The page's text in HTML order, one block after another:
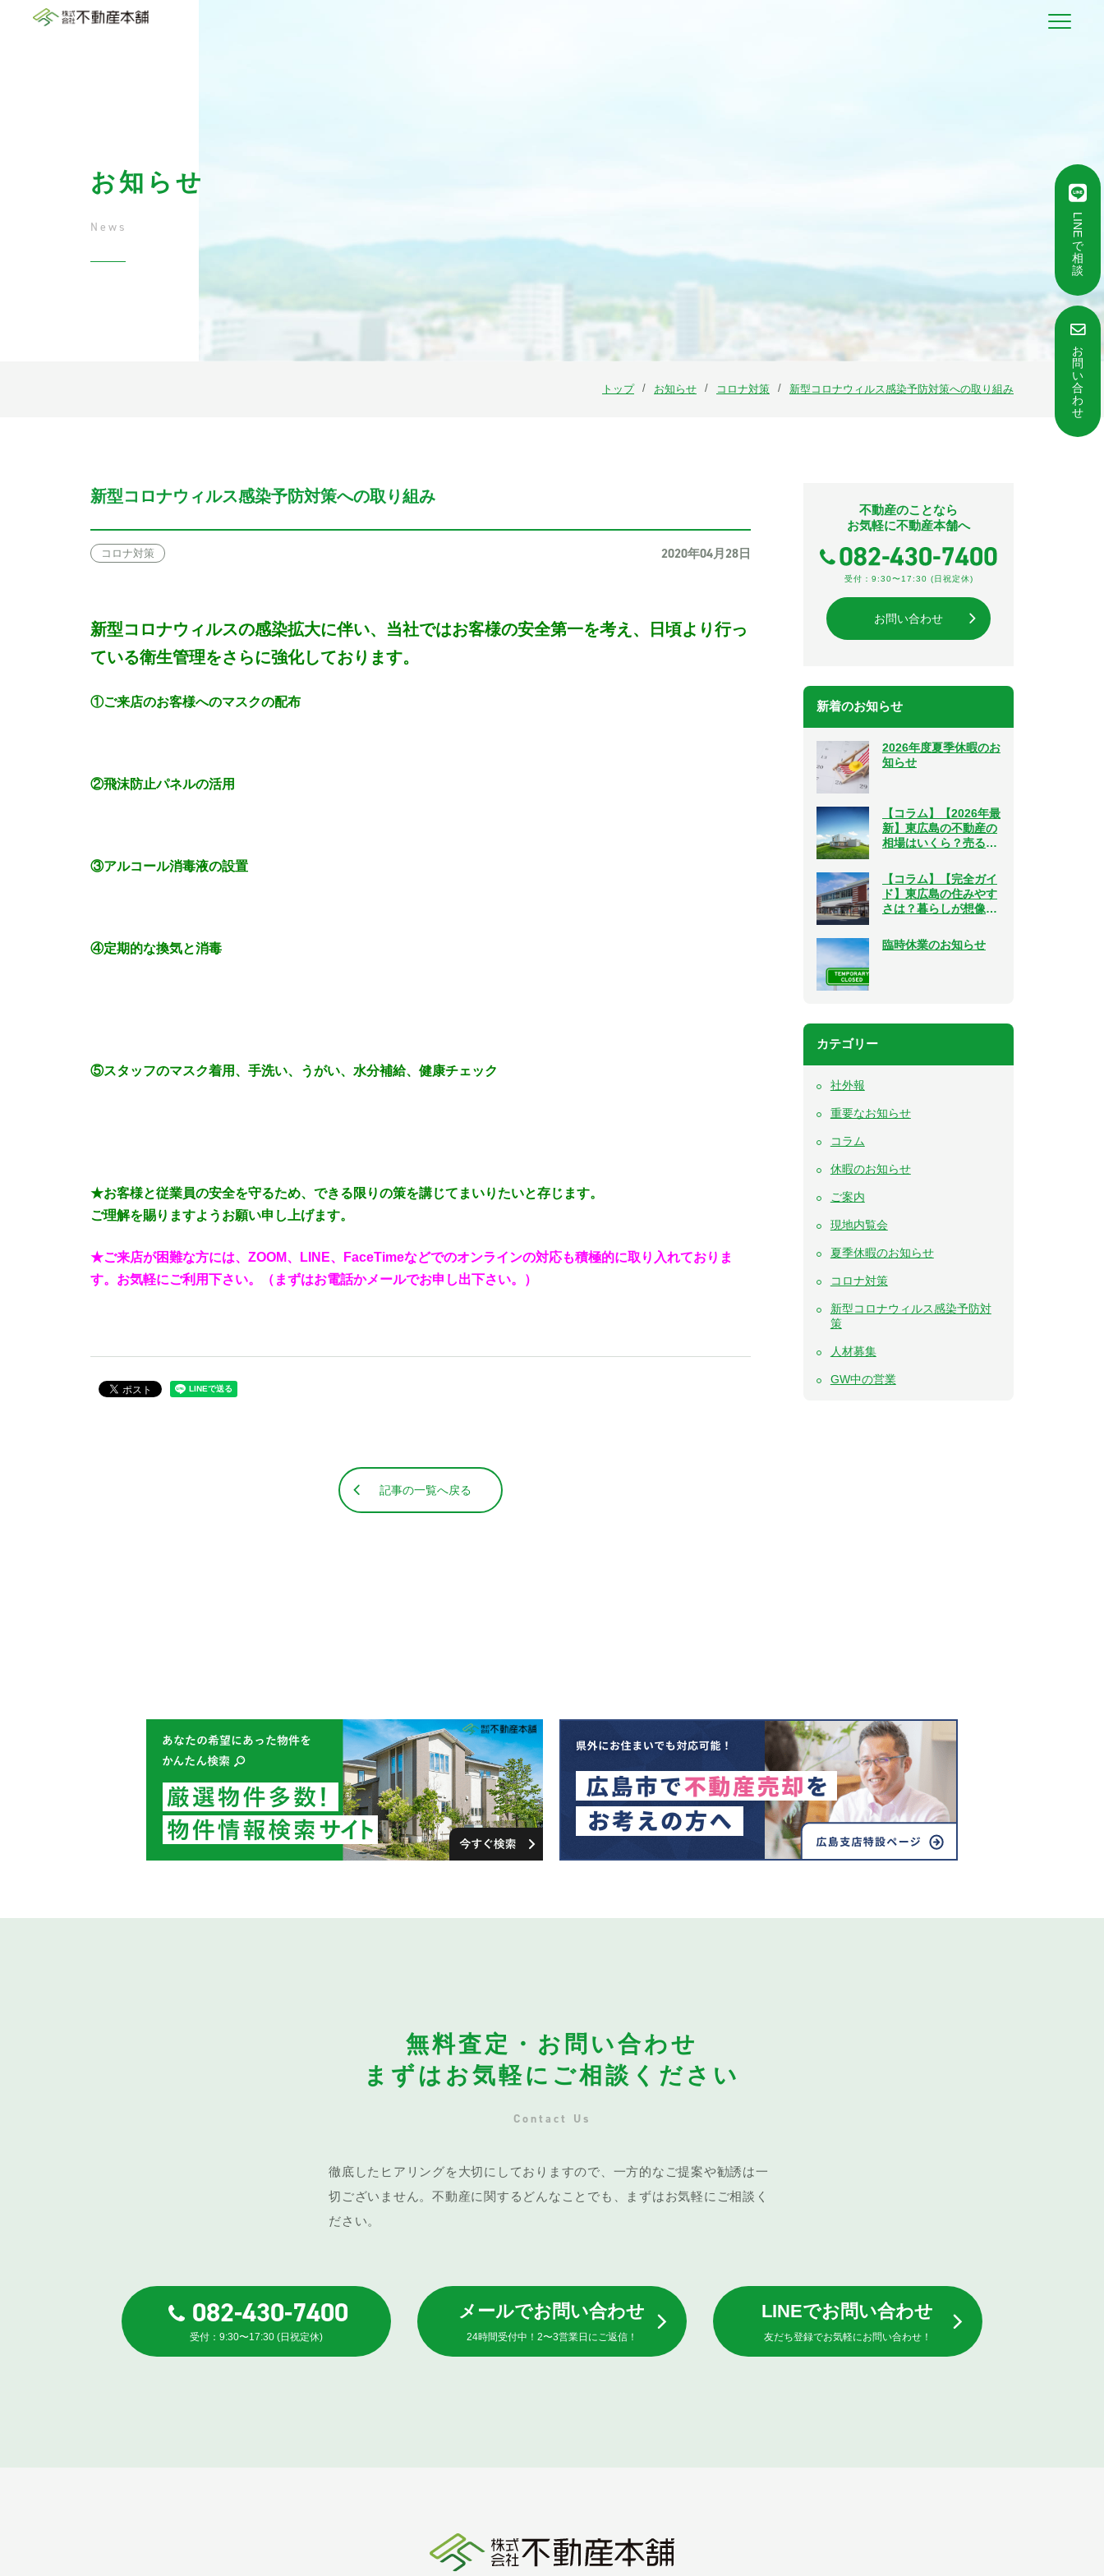
LINE
で
相
談
お
問
い
合
わ
せ
お知らせ
News
トップ お知らせ コロナ対策 新型コロナウィルス感染予防対策への取り組み
新型コロナウィルス感染予防対策への取り組み
コロナ対策 2020年04月28日
新型コロナウィルスの感染拡大に伴い、当社ではお客様の安全第一を考え、日頃より行っ
ている衛生管理をさらに強化しております。
①ご来店のお客様へのマスクの配布
②飛沫防止パネルの活用
③アルコール消毒液の設置
④定期的な換気と消毒
⑤スタッフのマスク着用、手洗い、うがい、水分補給、健康チェック
★お客様と従業員の安全を守るため、できる限りの策を講じてまいりたいと存じます。
ご理解を賜りますようお願い申し上げます。
★ご来店が困難な方には、ZOOM、LINE、FaceTimeなどでのオンラインの対応も積極的に取り入れておりま
す。 お気軽にご利用下さい。（まずはお電話かメールでお申し出下さい。）
記事の一覧へ戻る
不動産のことなら
お気軽に不動産本舗へ
受付：9:30〜17:30 (日祝定休)
お問い合わせ
新着のお知らせ
2026年度夏季休暇のお
知らせ
【コラム】【2026年最
新】東広島の不動産の
相場はいくら？売る・
説
【コラム】【完全ガイ
ド】東広島の住みやす
さは？暮らしが想像で
紹介
臨時休業のお知らせ
カテゴリー
社外報
重要なお知らせ
コラム
休暇のお知らせ
ご案内
現地内覧会
夏季休暇のお知らせ
コロナ対策
新型コロナウィルス感染予防対
策
人材募集
GW中の営業
無料査定・お問い合わせ
まずはお気軽にご相談ください
Contact Us
徹底したヒアリングを大切にしておりますので、一方的なご提案や勧誘は一
切ございません。不動産に関するどんなことでも、まずはお気軽にご相談く
ださい。
082-430-7400
受付：9:30〜17:30 (日祝定休)
メールでお問い合わせ
24時間受付中！2〜3営業日にご返信！
LINEでお問い合わせ
友だち登録でお気軽にお問い合わせ！